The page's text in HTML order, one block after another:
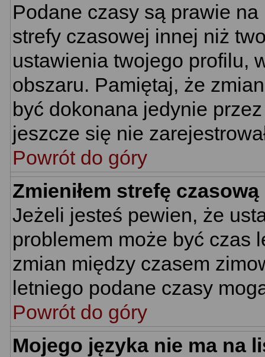
Podane czasy są prawie
strefy czasowej innej niż
ustawienia twojego profilu,
obszaru. Pamiętaj, że
być dokonana jedynie
jeszcze się nie
Powrót do góry
Zmieniłem strefę
Jeżeli jesteś pewien, że
problemem może być czas
zmian między czasem
letniego podane czasy
Powrót do góry
Mojego języka nie ma na